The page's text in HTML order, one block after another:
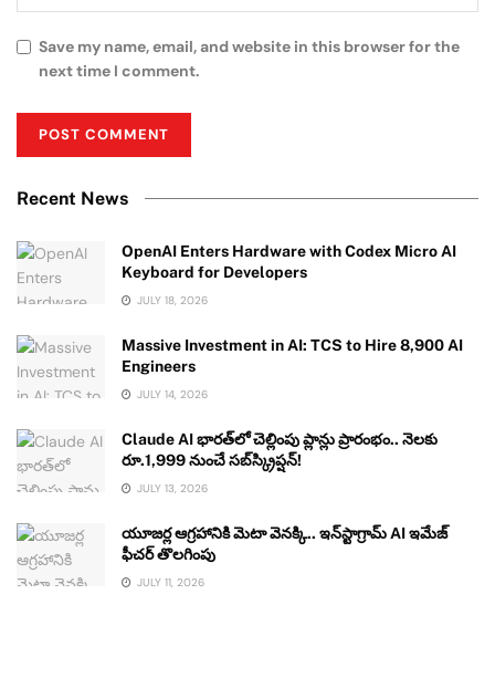
Save my name, email, and website in this browser for the
next time I comment.
Recent News
OpenAI Enters Hardware with Codex Micro AI
Keyboard for Developers
JULY 18, 2026
Massive Investment in AI: TCS to Hire 8,900 AI
Engineers
JULY 14, 2026
Claude AI భారత్‌లో చెల్లింపు ప్లాన్లు ప్రారంభం.. నెలకు
రూ.1,999 నుంచే సబ్‌స్క్రిప్షన్!
JULY 13, 2026
యూజర్ల ఆగ్రహానికి మెటా వెనక్కి.. ఇన్‌స్టాగ్రామ్ AI ఇమేజ్
ఫీచర్ తొలగింపు
JULY 11, 2026